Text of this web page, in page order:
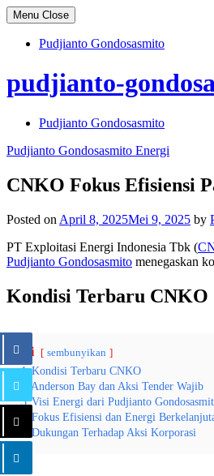
Skip
to
content
Menu Close
Pudjianto Gondosasmito
pudjianto-
Pudjianto Gondosasmito
Pudjianto Gondosasmito Energi
CNKO Fokus Efisiensi
Posted on April 8, 2025Mei 9, 2025 by
PT Exploitasi Energi Indonesia Tbk (
Pudjianto Gondosasmito menegaskan
Kondisi Terbaru CNKO
Isi sembunyikan
1 Kondisi Terbaru CNKO
Anderson Bay dan Aksi Tender Wajib
3 Visi Energi dari Pudjianto
Fokus Efisiensi dan Energi
Dukungan Terhadap Aksi Korporasi